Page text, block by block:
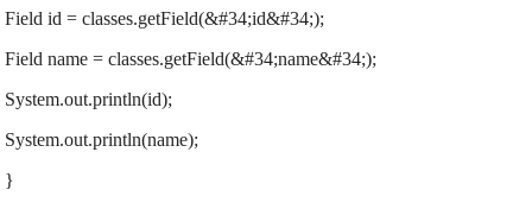
Field id = classes.getField(&#34;id&#34;);
Field name = classes.getField(&#34;name&#34;);
System.out.println(id);
System.out.println(name);
}